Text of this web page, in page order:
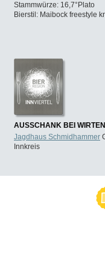
Stammwürze: 16,7°Plato
Bierstil: Maibock freestyle
AUSSCHANK BEI
Jagdhaus Schmidhammer
Innkreis